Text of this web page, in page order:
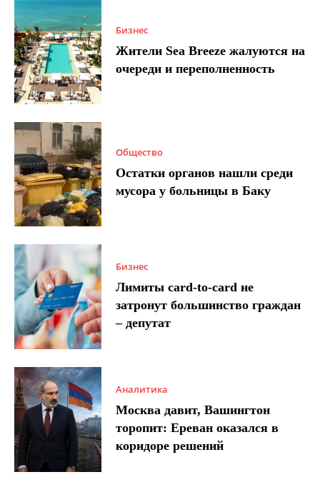
Бизнес
Жители Sea Breeze жалуются на
очереди и переполненность
Общество
Остатки органов нашли среди
мусора у больницы в Баку
Бизнес
Лимиты card-to-card не
затронут большинство граждан
– депутат
Аналитика
Москва давит, Вашингтон
торопит: Ереван оказался в
коридоре решений